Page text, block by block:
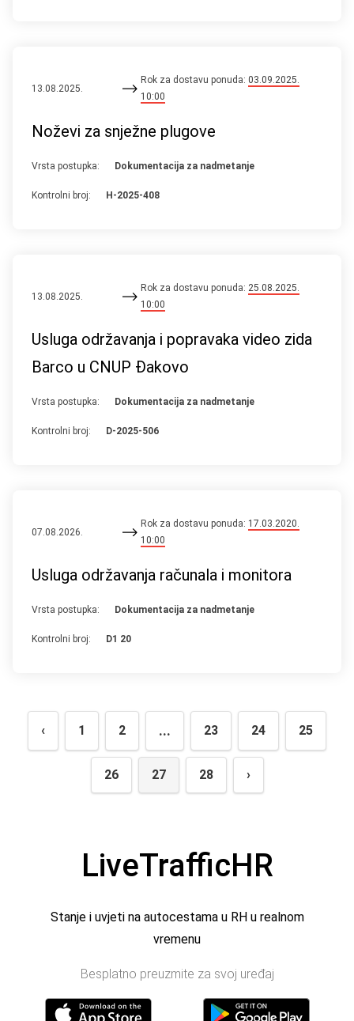
13.08.2025.
Rok za dostavu ponuda:03.09.2025.
10:00
Noževi za snježne plugove
Vrsta postupka: Dokumentacija za nadmetanje
Kontrolni broj: H-2025-408
13.08.2025.
Rok za dostavu ponuda: 25.08.2025.
10:00
Usluga održavanja i popravaka video zida
Barco u CNUP Đakovo
Vrsta postupka: Dokumentacija za nadmetanje
Kontrolni broj: D-2025-506
07.08.2026.
Rok za dostavu ponuda: 17.03.2020.
10:00
Usluga održavanja računala i monitora
Vrsta postupka: Dokumentacija za nadmetanje
Kontrolni broj: D1 20
‹ 1 2 ... 23 24 25
26 27 28 ›
LiveTrafficHR
Stanje i uvjeti na autocestama u RH u realnom
vremenu
Besplatno preuzmite za svoj uređaj